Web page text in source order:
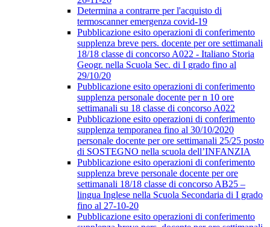
Determina a contrarre per l'acquisto di
termoscanner emergenza covid-19
Pubblicazione esito operazioni di conferimento
supplenza breve pers. docente per ore settimanali
18/18 classe di concorso A022 - Italiano Storia
Geogr. nella Scuola Sec. di I grado fino al
29/10/20
Pubblicazione esito operazioni di conferimento
supplenza personale docente per n 10 ore
settimanali su 18 classe di concorso A022
Pubblicazione esito operazioni di conferimento
supplenza temporanea fino al 30/10/2020
personale docente per ore settimanali 25/25 posto
di SOSTEGNO nella scuola dell’INFANZIA
Pubblicazione esito operazioni di conferimento
supplenza breve personale docente per ore
settimanali 18/18 classe di concorso AB25 –
lingua Inglese nella Scuola Secondaria di I grado
fino al 27-10-20
Pubblicazione esito operazioni di conferimento